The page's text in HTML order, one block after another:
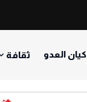
كيان العدو ثقافة